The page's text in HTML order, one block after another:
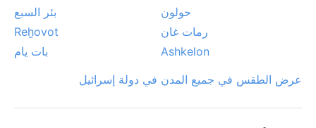
حولون
بئر السبع
رمات غان
Reẖovot
Ashkelon
بات يام
عرض الطقس في جميع المدن في دولة إسرائيل